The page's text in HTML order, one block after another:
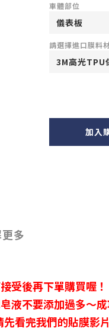
車體部位
請選擇進口膜料
加入
多
受後再下單購買喔！
不要添加過多～成
看完我們的貼膜影